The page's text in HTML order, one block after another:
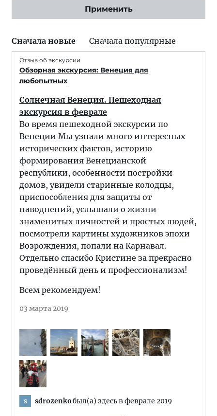
Применить
Сначала новые Сначала популярные
Отзыв об экскурсии
Обзорная экскурсия: Венеция для
любопытных
Солнечная Венеция. Пешеходная
экскурсия в феврале
Во время пешеходной экскурсии по
Венеции Мы узнали много интересных
исторических фактов, историю
формирования Венецианской
республики, особенности постройки
домов, увидели старинные колодцы,
приспособления для защиты от
наводнений, услышали о жизни
знаменитых личностей и простых людей,
посмотрели картины художников эпохи
Возрождения, попали на Карнавал.
Отдельно спасибо Кристине за прекрасно
проведённый день и профессионализм!
Всем рекомендуем!
03 марта 2019
s sdrozenkoбыл(а) здесь в феврале 2019